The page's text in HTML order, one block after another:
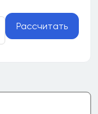
Рассчитать